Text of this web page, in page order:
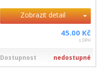
Zobrazit detail
45.00 Kč
s DPH
Dostupnost nedostupné